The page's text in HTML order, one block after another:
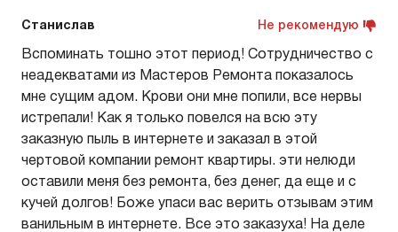
Станислав Не рекомендую
Вспоминать тошно этот период! Сотрудничество с
неадекватами из Мастеров Ремонта показалось
мне сущим адом. Крови они мне попили, все нервы
истрепали! Как я только повелся на всю эту
заказную пыль в интернете и заказал в этой
чертовой компании ремонт квартиры. эти нелюди
оставили меня без ремонта, без денег, да еще и с
кучей долгов! Боже упаси вас верить отзывам этим
ванильным в интернете. Все это заказуха! На деле